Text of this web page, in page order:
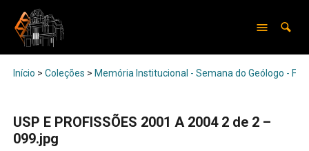
Início > Coleções > Memória Institucional - Semana do Geólogo -
USP E PROFISSÕES 2001 A 2004 2 de 2 –
099.jpg